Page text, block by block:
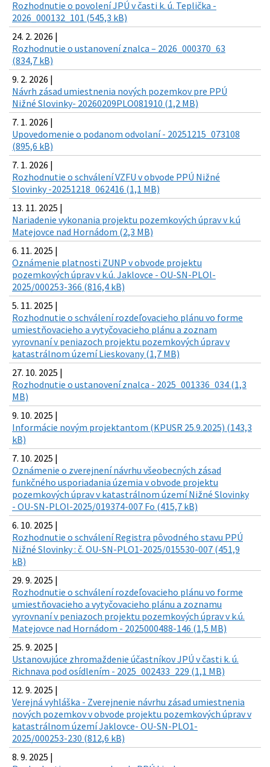
Rozhodnutie o povolení JPÚ v časti k. ú. Teplička -
2026_000132_101 (545,3 kB)
24. 2. 2026 |
Rozhodnutie o ustanovení znalca – 2026_000370_63
(834,7 kB)
9. 2. 2026 |
Návrh zásad umiestnenia nových pozemkov pre PPÚ
Nižné Slovinky- 20260209PLO081910 (1,2 MB)
7. 1. 2026 |
Upovedomenie o podanom odvolaní - 20251215_073108
(895,6 kB)
7. 1. 2026 |
Rozhodnutie o schválení VZFU v obvode PPÚ Nižné
Slovinky -20251218_062416 (1,1 MB)
13. 11. 2025 |
Nariadenie vykonania projektu pozemkových úprav v k.ú
Matejovce nad Hornádom (2,3 MB)
6. 11. 2025 |
Oznámenie platnosti ZUNP v obvode projektu
pozemkových úprav v k.ú. Jaklovce - OU-SN-PLOl-
2025/000253-366 (816,4 kB)
5. 11. 2025 |
Rozhodnutie o schválení rozdeľovacieho plánu vo forme
umiestňovacieho a vytyčovacieho plánu a zoznam
vyrovnaní v peniazoch projektu pozemkových úprav v
katastrálnom území Lieskovany (1,7 MB)
27. 10. 2025 |
Rozhodnutie o ustanovení znalca - 2025_001336_034 (1,3
MB)
9. 10. 2025 |
Informácie novým projektantom (KPUSR 25.9.2025) (143,3
kB)
7. 10. 2025 |
Oznámenie o zverejnení návrhu všeobecných zásad
funkčného usporiadania územia v obvode projektu
pozemkových úprav v katastrálnom území Nižné Slovinky
- OU-SN-PLOl-2025/019374-007 Fo (415,7 kB)
6. 10. 2025 |
Rozhodnutie o schválení Registra pôvodného stavu PPÚ
Nižné Slovinky : č. OU-SN-PLO1-2025/015530-007 (451,9
kB)
29. 9. 2025 |
Rozhodnutie o schválení rozdeľovacieho plánu vo forme
umiestňovacieho a vytyčovacieho plánu a zoznamu
vyrovnaní v peniazoch projektu pozemkových úprav v k.ú.
Matejovce nad Hornádom - 2025000488-146 (1,5 MB)
25. 9. 2025 |
Ustanovujúce zhromaždenie účastníkov JPÚ v časti k. ú.
Richnava pod osídlením - 2025_002433_229 (1,1 MB)
12. 9. 2025 |
Verejná vyhláška - Zverejnenie návrhu zásad umiestnenia
nových pozemkov v obvode projektu pozemkových úprav v
katastrálnom území Jaklovce- OU-SN-PLO1-
2025/000253-230 (812,6 kB)
8. 9. 2025 |